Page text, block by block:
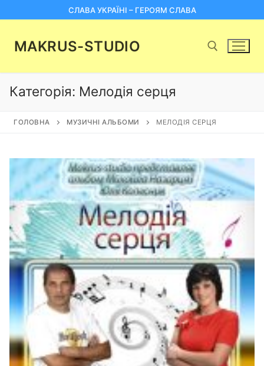
до
СЛАВА УКРАЇНІ – ГЕРОЯМ СЛАВА
MAKRUS-STUDIO
Пошук:
Категорія: Мелодія серця
ГОЛОВНА МУЗИЧНІ АЛЬБОМИ МЕЛОДІЯ СЕРЦЯ